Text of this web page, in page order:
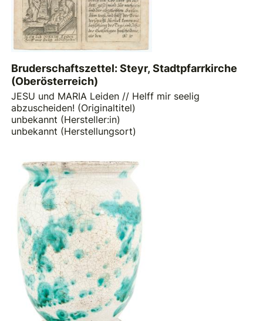
Bruderschaftszettel: Steyr, Stadtpfarrkirche
(Oberösterreich)
JESU und MARIA Leiden // Helff mir seelig
abzuscheiden! (Originaltitel)
unbekannt (Hersteller:in)
unbekannt (Herstellungsort)